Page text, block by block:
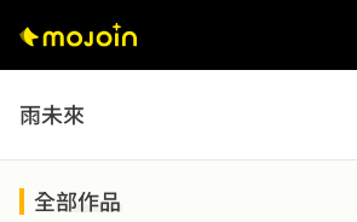
雨未來
全部作品